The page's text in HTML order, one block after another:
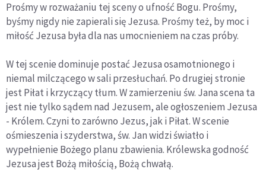
Prośmy w rozważaniu tej sceny o ufność Bogu. Prośmy,
byśmy nigdy nie zapierali się Jezusa. Prośmy też, by moc i
miłość Jezusa była dla nas umocnieniem na czas próby.
W tej scenie dominuje postać Jezusa osamotnionego i
niemal milczącego w sali przesłuchań. Po drugiej stronie
jest Piłat i krzyczący tłum. W zamierzeniu św. Jana scena ta
jest nie tylko sądem nad Jezusem, ale ogłoszeniem Jezusa
- Królem. Czyni to zarówno Jezus, jak i Piłat. W scenie
ośmieszenia i szyderstwa, św. Jan widzi światło i
wypełnienie Bożego planu zbawienia. Królewska godność
Jezusa jest Bożą miłością, Bożą chwałą.